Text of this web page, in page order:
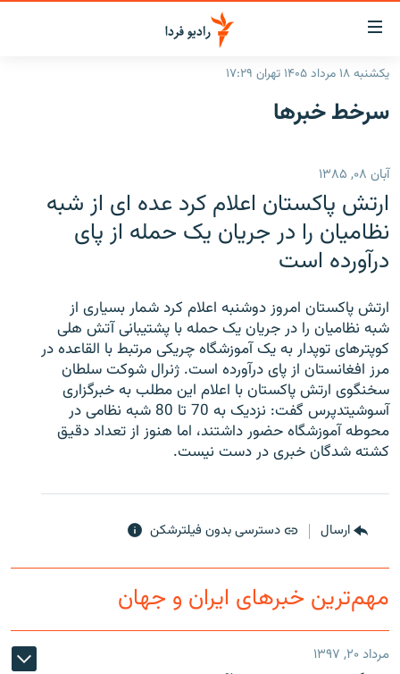
لینک‌های
قابلیت
دسترسی
بازگشت
اصلی
رفتن
صفحه
جستجو
ایران
رادیو
انتخاب کنید و بشنوید
برنامه‌های رادیویی
پادکست
چندرسانه‌ای
گزارش‌های ویدئویی
English
به ما بپیوندید
یکشنبه ۱۸ مرداد ۱۴۰۵ تهران ۱۷:۲۹
سرخط‌ خبرها
آبان ۰۸, ۱۳۸۵
ارتش پاکستان اعلام کرد عده ای از شبه
نظامیان را در جریان یک حمله از پای
درآورده است
ارتش پاکستان امروز دوشنبه اعلام کرد شمار بسیاری از
شبه نظامیان را در جریان یک حمله با پشتیبانی آتش هلی
کوپترهای توپدار به یک آموزشگاه چریکی مرتبط با القاعده در
مرز افغانستان از پای درآورده است. ژنرال شوکت سلطان
سخنگوی ارتش پاکستان با اعلام این مطلب به خبرگزاری
آسوشیتدپرس گفت: نزدیک به 70 تا 80 شبه نظامی در
محوطه آموزشگاه حضور داشتند، اما هنوز از تعداد دقیق
کشته شدگان خبری در دست نیست.
ارسال دسترسی بدون فیلترشکن
مهم‌ترین خبرهای ایران و جهان
مرداد ۲۰, ۱۳۹۷